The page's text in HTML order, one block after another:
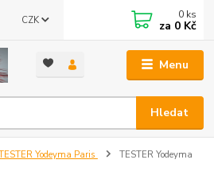
Menu
CZK
Hledat
0 ks
za 0 Kč
Yodeyma Paris
TESTER Yodeyma